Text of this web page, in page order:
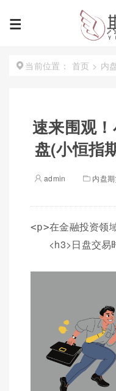
当前位置： 首页 > 内
速来围观
盘(小恒指
admin 内盘
<p>在金融投资领
<h3>日盘交易